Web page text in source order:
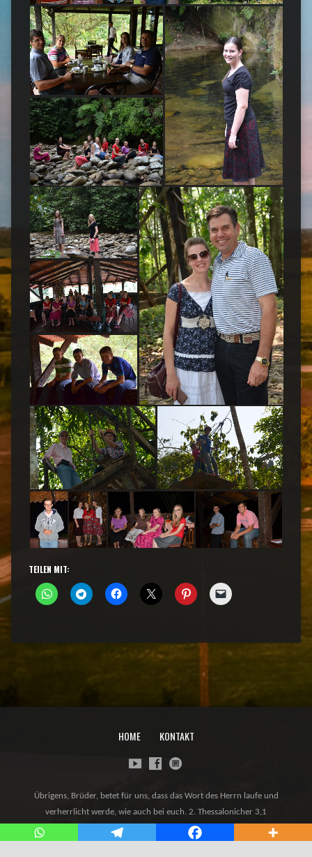
TEILEN MIT:
HOME KONTAKT
Übrigens, Brüder, betet für uns, dass das Wort des Herrn laufe und
verherrlicht werde, wie auch bei euch. 2. Thessalonicher 3,1